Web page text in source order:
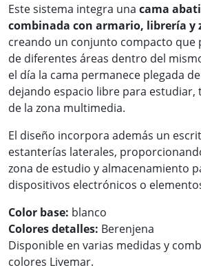
Este sistema integra una cama
combinada con armario, librería y
creando un conjunto compacto
de diferentes áreas dentro del
el día la cama permanece plegada
dejando espacio libre para
de la zona multimedia.
El diseño incorpora además un
estanterías laterales,
zona de estudio y almacenamiento
dispositivos electrónicos o
Color base: blanco
Colores detalles: Berenjena
Disponible en varias medidas y
colores Livemar.